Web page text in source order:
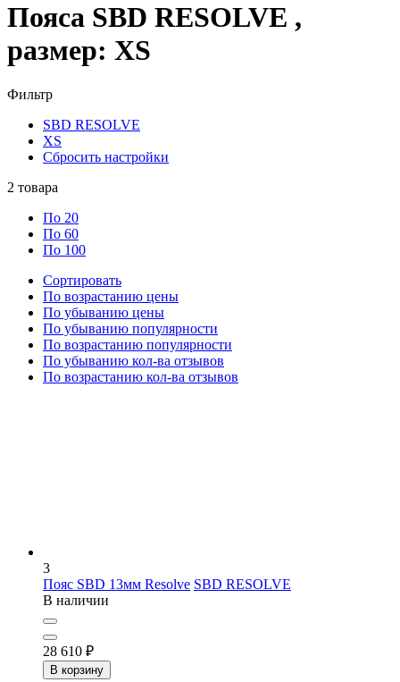
Пояса SBD RESOLVE ,
размер: XS
Фильтр
SBD RESOLVE
XS
Сбросить настройки
2 товара
По 20
По 60
По 100
Сортировать
По возрастанию цены
По убыванию цены
По убыванию популярности
По возрастанию популярности
По убыванию кол-ва отзывов
По возрастанию кол-ва отзывов
3
Пояс SBD 13мм Resolve SBD RESOLVE
В наличии
28 610 ₽
В корзину